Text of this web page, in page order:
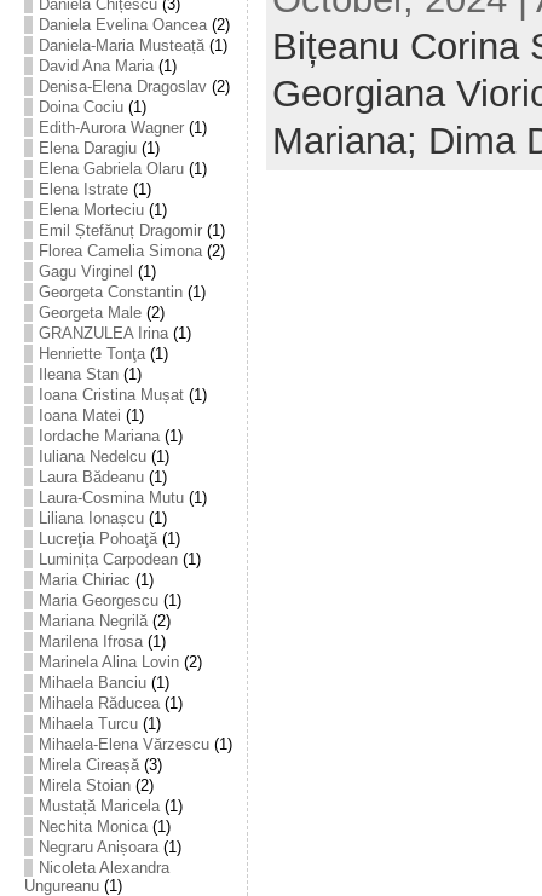
Daniela Chițescu(3)
Daniela Evelina Oancea(2)
Daniela-Maria Musteață(1)
David Ana Maria(1)
Denisa-Elena Dragoslav(2)
Doina Cociu(1)
Edith-Aurora Wagner(1)
Elena Daragiu(1)
Elena Gabriela Olaru(1)
Elena Istrate(1)
Elena Morteciu(1)
Emil Ștefănuț Dragomir(1)
Florea Camelia Simona(2)
Gagu Virginel (1)
Georgeta Constantin(1)
Georgeta Male(2)
GRANZULEA Irina(1)
Henriette Tonţa(1)
Ileana Stan(1)
Ioana Cristina Mușat(1)
Ioana Matei (1)
Iordache Mariana(1)
Iuliana Nedelcu(1)
Laura Bădeanu(1)
Laura-Cosmina Mutu(1)
Liliana Ionașcu(1)
Lucreţia Pohoaţă(1)
Luminița Carpodean(1)
Maria Chiriac (1)
Maria Georgescu(1)
Mariana Negrilă(2)
Marilena Ifrosa(1)
Marinela Alina Lovin(2)
Mihaela Banciu(1)
Mihaela Răducea(1)
Mihaela Turcu(1)
Mihaela-Elena Vărzescu(1)
Mirela Cireașă(3)
Mirela Stoian(2)
Mustață Maricela(1)
Nechita Monica(1)
Negraru Anișoara(1)
Nicoleta Alexandra
Ungureanu(1)
Bițeanu Corina
Georgiana
Mariana; Dima